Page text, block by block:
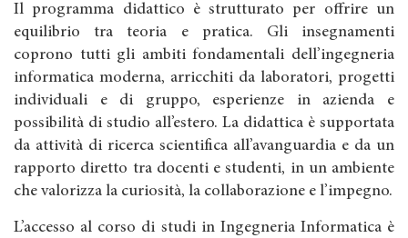
Il programma didattico è strutturato per offrire un
equilibrio tra teoria e pratica. Gli insegnamenti
coprono tutti gli ambiti fondamentali dell’ingegneria
informatica moderna, arricchiti da laboratori, progetti
individuali e di gruppo, esperienze in azienda e
possibilità di studio all’estero. La didattica è supportata
da attività di ricerca scientifica all’avanguardia e da un
rapporto diretto tra docenti e studenti, in un ambiente
che valorizza la curiosità, la collaborazione e l’impegno.
L’accesso al corso di studi in Ingegneria Informatica è